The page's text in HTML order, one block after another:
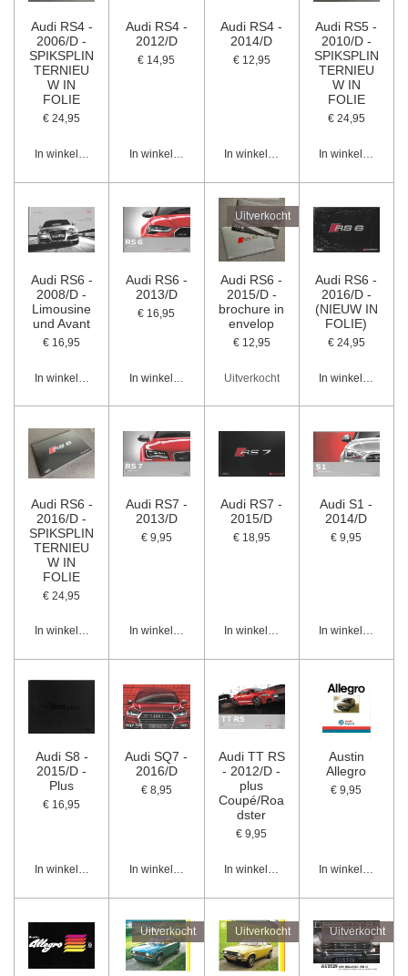
Audi RS4 -
2006/D -
SPIKSPLIN
TERNIEU
W IN
FOLIE
€ 24,95
In winkelwagen
Audi RS4 -
2012/D
€ 14,95
In winkelwagen
Audi RS4 -
2014/D
€ 12,95
In winkelwagen
Audi RS5 -
2010/D -
SPIKSPLIN
TERNIEU
W IN
FOLIE
€ 24,95
In winkelwagen
Audi RS6 -
2008/D -
Limousine
und Avant
€ 16,95
In winkelwagen
Audi RS6 -
2013/D
€ 16,95
In winkelwagen
Uitverkocht
Audi RS6 -
2015/D -
brochure in
envelop
€ 12,95
Uitverkocht
Audi RS6 -
2016/D -
(NIEUW IN
FOLIE)
€ 24,95
In winkelwagen
Audi RS6 -
2016/D -
SPIKSPLIN
TERNIEU
W IN
FOLIE
€ 24,95
In winkelwagen
Audi RS7 -
2013/D
€ 9,95
In winkelwagen
Audi RS7 -
2015/D
€ 18,95
In winkelwagen
Audi S1 -
2014/D
€ 9,95
In winkelwagen
Audi S8 -
2015/D -
Plus
€ 16,95
In winkelwagen
Audi SQ7 -
2016/D
€ 8,95
In winkelwagen
Audi TT RS
- 2012/D -
plus
Coupé/Roa
dster
€ 9,95
In winkelwagen
Austin
Allegro
€ 9,95
In winkelwagen
Uitverkocht Uitverkocht Uitverkocht